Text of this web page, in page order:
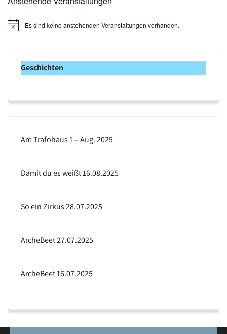
H
Es sind keine anstehenden Veranstaltungen vorhanden.
Geschichten
Am Trafohaus 1 – Aug. 2025
Damit du es weißt 16.08.2025
So ein Zirkus 28.07.2025
ArcheBeet 27.07.2025
ArcheBeet 16.07.2025